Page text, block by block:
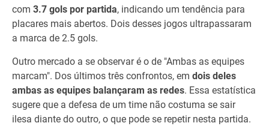
com 3.7 gols por partida, indicando um tendência para
placares mais abertos. Dois desses jogos ultrapassaram
a marca de 2.5 gols.
Outro mercado a se observar é o de "Ambas as equipes
marcam". Dos últimos três confrontos, em dois deles
ambas as equipes balançaram as redes. Essa estatística
sugere que a defesa de um time não costuma se sair
ilesa diante do outro, o que pode se repetir nesta partida.